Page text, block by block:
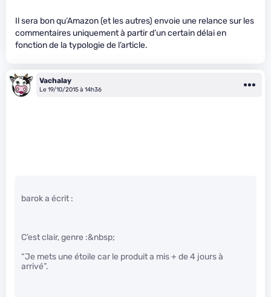
Il sera bon qu’Amazon (et les autres) envoie une relance sur les
commentaires uniquement à partir d’un certain délai en
fonction de la typologie de l’article.
Vachalay
Le 19/10/2015 à 14h36
barok a écrit :
C’est clair, genre :&nbsp;
“Je mets une étoile car le produit a mis + de 4 jours à
arrivé”.